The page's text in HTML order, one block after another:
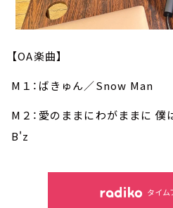
【OA楽曲】
M１：ばきゅん／Snow Man
M２：愛のままにわがままに
B'z
タイム